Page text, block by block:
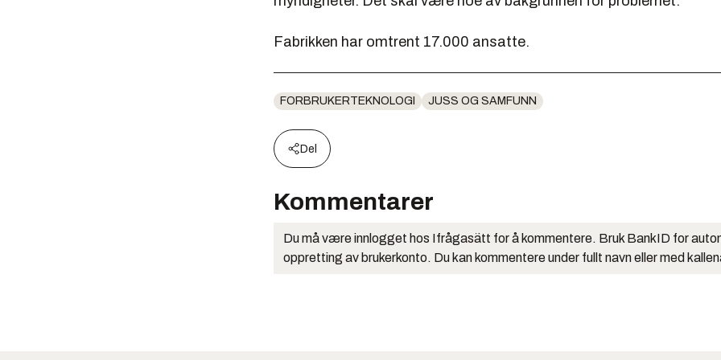
Fabrikken har omtrent 17.000 ansatte.
FORBRUKERTEKNOLOGI JUSS OG SAMFUNN
Del
Kommentarer
Du må være innlogget hos Ifrågasätt for å kommentere. Bruk BankID for
oppretting av brukerkonto. Du kan kommentere under fullt navn eller med